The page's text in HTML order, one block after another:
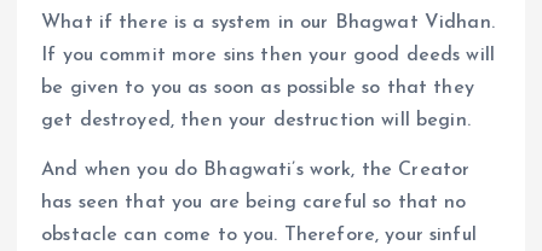
What if there is a system in our Bhagwat Vidhan.
If you commit more sins then your good deeds will
be given to you as soon as possible so that they
get destroyed, then your destruction will begin.
And when you do Bhagwati’s work, the Creator
has seen that you are being careful so that no
obstacle can come to you. Therefore, your sinful